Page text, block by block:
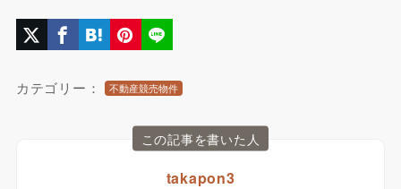
カテゴリー： 不動産競売物件
この記事を書いた人
takapon3